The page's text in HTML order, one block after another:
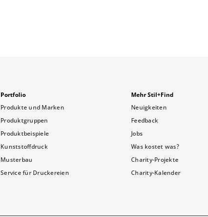
Portfolio
Produkte und Marken
Produktgruppen
Produktbeispiele
Kunststoffdruck
Musterbau
Service für Druckereien
Mehr Stil+Find
Neuigkeiten
Feedback
Jobs
Was kostet was?
Charity-Projekte
Charity-Kalender